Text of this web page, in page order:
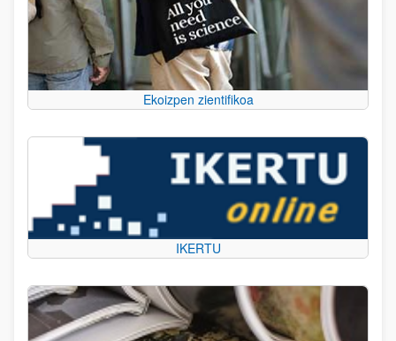
Ekoizpen zientifikoa
IKERTU